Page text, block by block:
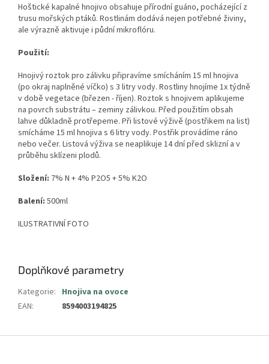
Hoštické kapalné hnojivo obsahuje přírodní guáno, pocházející z
trusu mořských ptáků. Rostlinám dodává nejen potřebné živiny,
ale výrazně aktivuje i půdní mikroflóru.
Použití:
Hnojivý roztok pro zálivku připravíme smícháním 15 ml hnojiva
(po okraj naplněné víčko) s 3 litry vody. Rostliny hnojíme 1x týdně
v době vegetace (březen - říjen). Roztok s hnojivem aplikujeme
na povrch substrátu – zeminy zálivkou. Před použitím obsah
lahve důkladně protřepeme. Při listové výživě (postřikem na list)
smícháme 15 ml hnojiva s 6 litry vody. Postřik provádíme ráno
nebo večer. Listová výživa se neaplikuje 14 dní před sklizní a v
průběhu sklízeni plodů.
Složení: 7% N + 4% P2O5 + 5% K2O
Balení: 500ml
ILUSTRATIVNÍ FOTO
Doplňkové parametry
Kategorie: Hnojiva na ovoce
EAN: 8594003194825